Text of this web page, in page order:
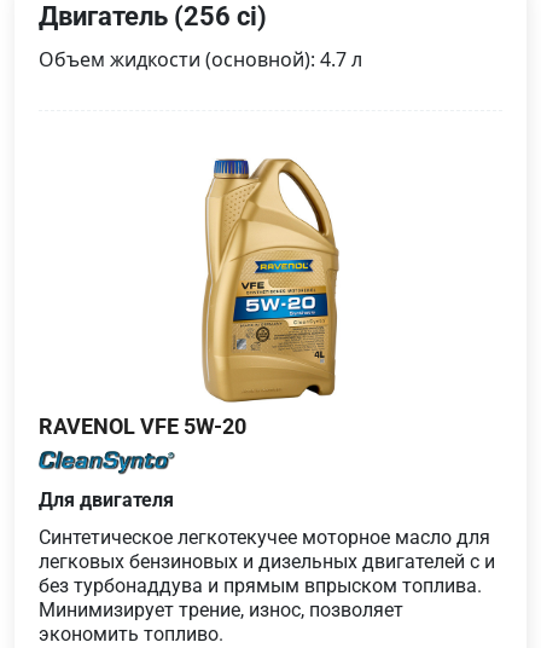
Двигатель (256 ci)
Объем жидкости (основной): 4.7 л
RAVENOL VFE 5W-20
Для двигателя
Синтетическое легкотекучее моторное масло для
легковых бензиновых и дизельных двигателей с и
без турбонаддува и прямым впрыском топлива.
Минимизирует трение, износ, позволяет
экономить топливо.